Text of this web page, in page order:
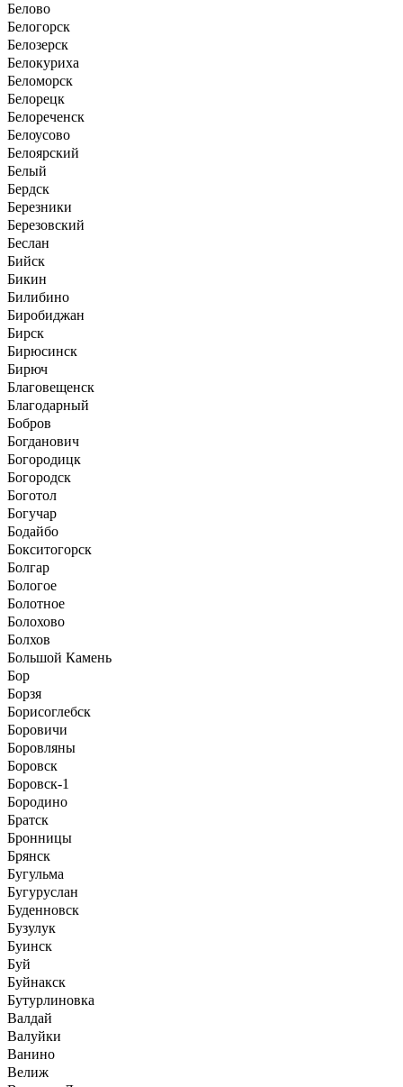
Белово
Белогорск
Белозерск
Белокуриха
Беломорск
Белорецк
Белореченск
Белоусово
Белоярский
Белый
Бердск
Березники
Березовский
Беслан
Бийск
Бикин
Билибино
Биробиджан
Бирск
Бирюсинск
Бирюч
Благовещенск
Благодарный
Бобров
Богданович
Богородицк
Богородск
Боготол
Богучар
Бодайбо
Бокситогорск
Болгар
Бологое
Болотное
Болохово
Болхов
Большой Камень
Бор
Борзя
Борисоглебск
Боровичи
Боровляны
Боровск
Боровск-1
Бородино
Братск
Бронницы
Брянск
Бугульма
Бугуруслан
Буденновск
Бузулук
Буинск
Буй
Буйнакск
Бутурлиновка
Валдай
Валуйки
Ванино
Велиж